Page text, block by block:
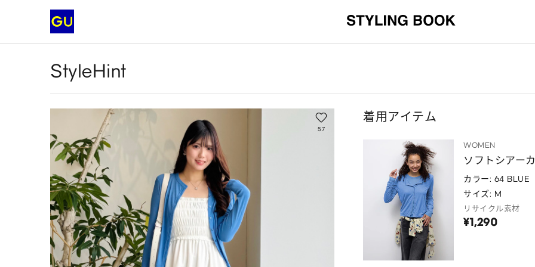
StyleHint
57
着用アイテム
WOMEN
ソフトシアー
カラー: 64 BLUE
サイズ: M
リサイクル素材
¥1,290